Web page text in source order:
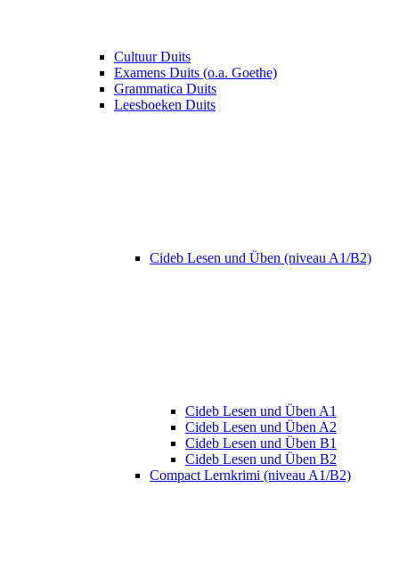
Cultuur Duits
Examens Duits (o.a. Goethe)
Grammatica Duits
Leesboeken Duits
Cideb Lesen und Üben (niveau A1/B2)
Cideb Lesen und Üben A1
Cideb Lesen und Üben A2
Cideb Lesen und Üben B1
Cideb Lesen und Üben B2
Compact Lernkrimi (niveau A1/B2)